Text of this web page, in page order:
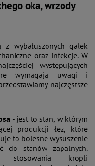
oka, wrzody
wybałuszonych gałek
oraz infekcje. W
występujących
wymagają uwagi i
najczęstsze
- jest to stan, w którym
produkcji łez, które
to bolesne wysuszenie
do stanów zapalnych.
stosowania kropli